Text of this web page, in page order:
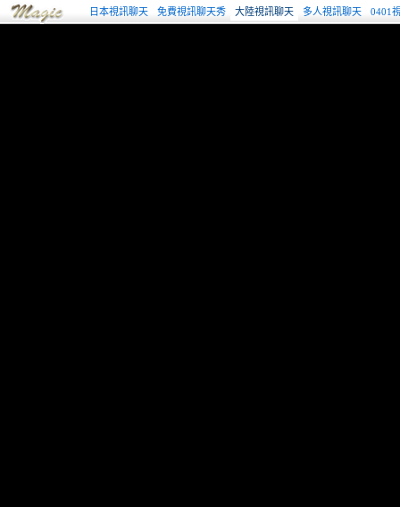
日本視訊聊天 免費視訊聊天秀 大陸視訊聊天 多人視訊聊天 0401